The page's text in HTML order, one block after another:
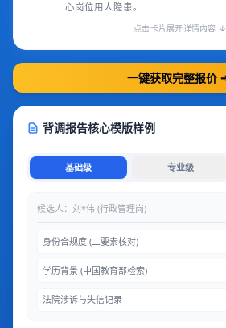
心岗位用人隐患。
点击卡片展开详情内容 ↓
一键获取完整报价
背调报告核心模版样例
基础级 专业级
候选人：刘*伟 (行政管理岗)
身份合规度 (二要素核对)
学历背景 (中国教育部检索)
法院涉诉与失信记录